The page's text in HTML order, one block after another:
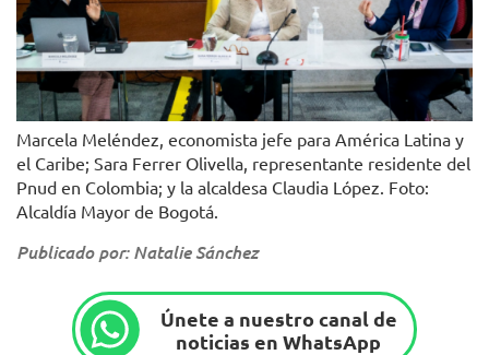
Marcela Meléndez, economista jefe para América Latina y
el Caribe; Sara Ferrer Olivella, representante residente del
Pnud en Colombia; y la alcaldesa Claudia López. Foto:
Alcaldía Mayor de Bogotá.
Publicado por: Natalie Sánchez
Únete a nuestro canal de
noticias en WhatsApp